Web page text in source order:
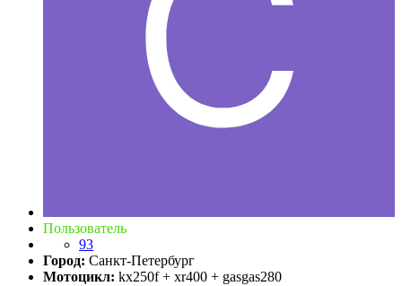
Пользователь
93
Город: Санкт-Петербург
Мотоцикл: kx250f + xr400 + gasgas280